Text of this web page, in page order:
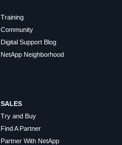
Training
Community
Digital Support Blog
NetApp Neighborhood
SALES
Try and Buy
Find A Partner
Partner With NetApp